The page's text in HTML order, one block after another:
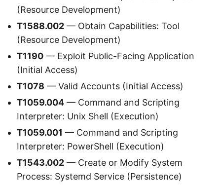
(Resource Development)
T1588.002 — Obtain Capabilities: Tool
(Resource Development)
T1190 — Exploit Public-Facing Application
(Initial Access)
T1078 — Valid Accounts (Initial Access)
T1059.004 — Command and Scripting
Interpreter: Unix Shell (Execution)
T1059.001 — Command and Scripting
Interpreter: PowerShell (Execution)
T1543.002 — Create or Modify System
Process: Systemd Service (Persistence)